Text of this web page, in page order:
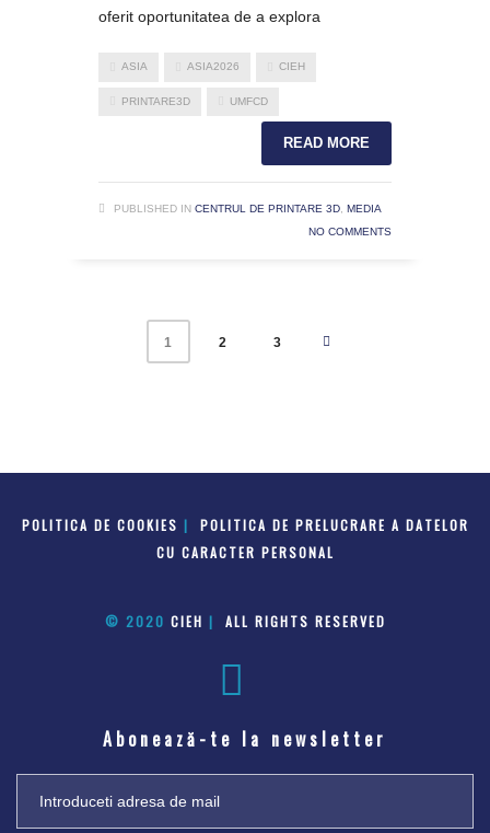
oferit oportunitatea de a explora
ASIA ASIA2026 CIEH
PRINTARE3D UMFCD
READ MORE
PUBLISHED IN CENTRUL DE PRINTARE 3D, MEDIA
NO COMMENTS
1 2 3
POLITICA DE COOKIES |
POLITICA DE PRELUCRARE A DATELOR
CU CARACTER PERSONAL
© 2020 CIEH | ALL RIGHTS RESERVED
Abonează-te la newsletter